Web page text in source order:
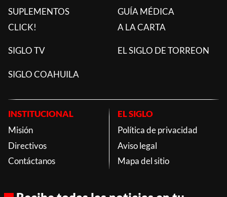
SUPLEMENTOS
CLICK!
GUÍA MÉDICA
A LA CARTA
SIGLO TV EL SIGLO DE TORREON
SIGLO COAHUILA
INSTITUCIONAL
Misión
Directivos
Contáctanos
EL SIGLO
Política de privacidad
Aviso legal
Mapa del sitio